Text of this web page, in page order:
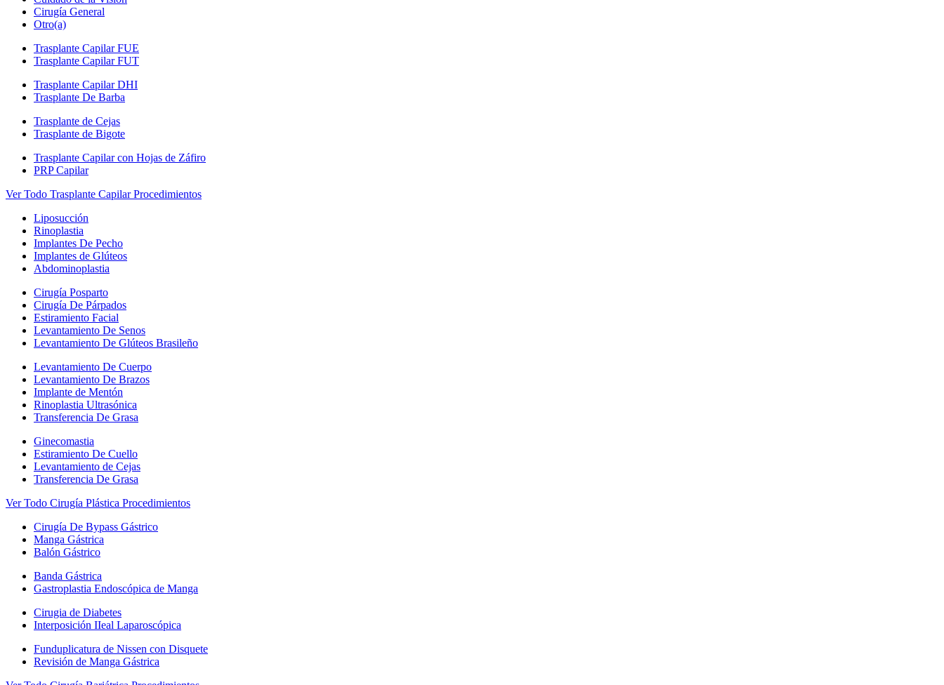
Cirugía General
Otro(a)
Trasplante Capilar FUE
Trasplante Capilar FUT
Trasplante Capilar DHI
Trasplante De Barba
Trasplante de Cejas
Trasplante de Bigote
Trasplante Capilar con Hojas de Záfiro
PRP Capilar
Ver Todo Trasplante Capilar Procedimientos
Liposucción
Rinoplastia
Implantes De Pecho
Implantes de Glúteos
Abdominoplastia
Cirugía Posparto
Cirugía De Párpados
Estiramiento Facial
Levantamiento De Senos
Levantamiento De Glúteos Brasileño
Levantamiento De Cuerpo
Levantamiento De Brazos
Implante de Mentón
Rinoplastia Ultrasónica
Transferencia De Grasa
Ginecomastia
Estiramiento De Cuello
Levantamiento de Cejas
Transferencia De Grasa
Ver Todo Cirugía Plástica Procedimientos
Cirugía De Bypass Gástrico
Manga Gástrica
Balón Gástrico
Banda Gástrica
Gastroplastia Endoscópica de Manga
Cirugia de Diabetes
Interposición IIeal Laparoscópica
Funduplicatura de Nissen con Disquete
Revisión de Manga Gástrica